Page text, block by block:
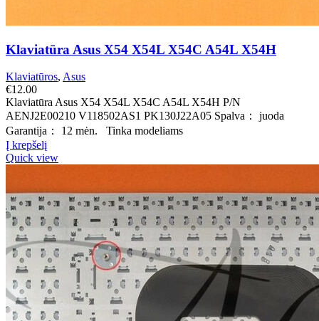
Klaviatūra Asus X54 X54L X54C A54L X54H
Klaviatūros, Asus
€12.00
Klaviatūra Asus X54 X54L X54C A54L X54H P/N
AENJ2E00210 V118502AS1 PK130J22A05 Spalva： juoda
Garantija： 12 mėn. Tinka modeliams
Į krepšelį
Quick view